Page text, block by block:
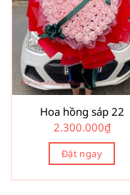
Hoa hồng sáp 22
2.300.000₫
Đặt ngay